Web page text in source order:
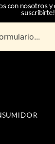
con nosotros
suscribirte!